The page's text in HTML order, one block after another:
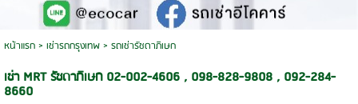
หน้าแรก> เช่ารถกรุงเทพ> รถเช่ารัชดาภิเษก
เช่า MRT รัชดาภิเษก 02-002-4606 , 098-828-9808 , 092-284-
8660